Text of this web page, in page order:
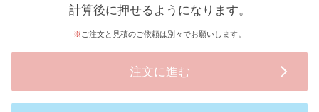
計算後に押せるようになります。
ご注文と見積のご依頼は別々でお願いします。
注文に進む